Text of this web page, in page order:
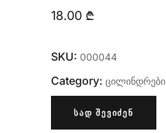
18.00 ₾
SKU: 000044
Category: ცილინდრები
ᲡᲐᲓ ᲨᲔᲕᲘᲫᲔᲜ